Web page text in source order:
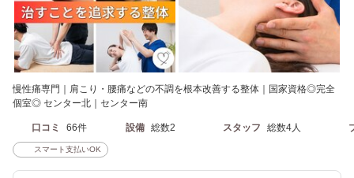
慢性痛専門｜肩こり・腰痛などの不調を根本改善する整体｜国家資格◎完全
個室◎ センター北｜センター南
口コミ 66件 設備 総数2 スタッフ 総数4人
スマート支払いOK